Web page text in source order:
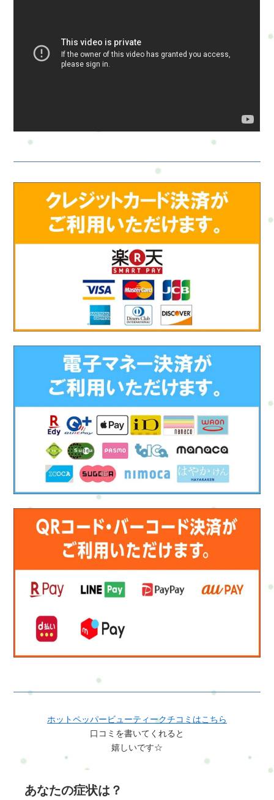
datepicker-calendar th,.ui-datepicker-calendar td{min-width:unset
!important;}select.ui-datepicker-year,select.ui-datepicker-
month{height:2em !important;gap:5px;}span.del +
っては回答できない場合もございますのであらかじめご了承く
ださい。プライバシーポリシーにご同意の上、お問い合わせ内
ホットペッパービューティークチコミはこちら
口コミを書いてくれると
嬉しいです☆
あなたの症状は？